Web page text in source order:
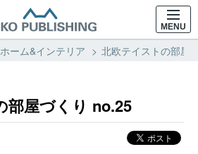
MENU
ホーム&インテリア 北欧テイストの部屋
部屋づくり no.25